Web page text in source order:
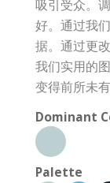
吸引受众。
好。通过我
据。通过更
我们实用的
变得前所未有
Dominant
Palette